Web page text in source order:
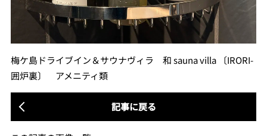
梅ケ島ドライブイン＆サウナヴィラ 和 sauna villa 〔IRORI-
囲炉裏〕 アメニティ類
記事に戻る